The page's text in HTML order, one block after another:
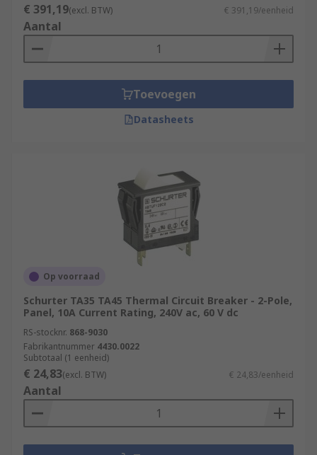
€ 391,19(excl. BTW) € 391,19/eenheid
Aantal
Toevoegen
Datasheets
Op voorraad
Schurter TA35 TA45 Thermal Circuit Breaker - 2-Pole,
Panel, 10A Current Rating, 240V ac, 60 V dc
RS-stocknr. 868-9030
Fabrikantnummer 4430.0022
Subtotaal (1 eenheid)
€ 24,83(excl. BTW) € 24,83/eenheid
Aantal